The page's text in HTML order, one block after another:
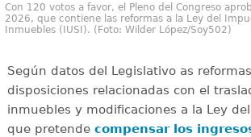
Con 120 votos a favor, el Pleno del Congreso
2026, que contiene las reformas a la Ley del
Inmuebles (IUSI). (Foto: Wilder López/Soy502)
Según datos del Legislativo as
disposiciones relacionadas con el
inmuebles y modificaciones a la Ley
que pretende compensar los